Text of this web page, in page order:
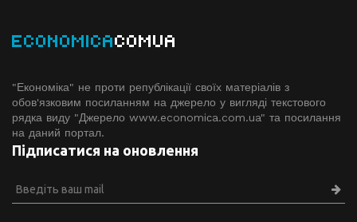
ECONOMICACOMUA
"Економіка" не проти републікації своїх матеріалів з
обов'язковим посиланням на джерело у вигляді текстового
рядка виду "Джерело www.economiсa.com.ua" та посилання
на даний портал.
Підписатися на оновлення